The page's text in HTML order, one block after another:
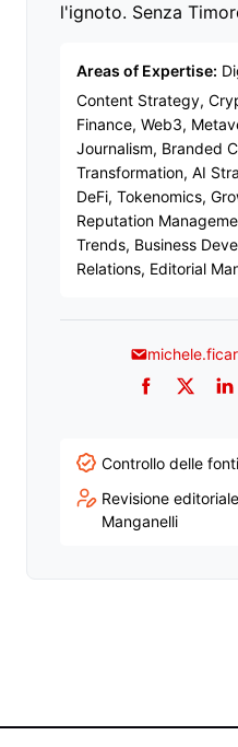
l'ignoto. Senza
Areas of Expertise:
Content Strategy,
Finance, Web3,
Journalism, Branded
Transformation, AI
DeFi, Tokenomics,
Reputation
Trends, Business
Relations, Editorial
Facebook
Twitter
Controllo delle
Revisione
Manganelli